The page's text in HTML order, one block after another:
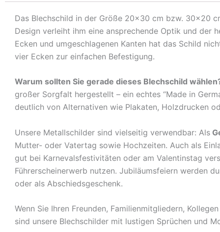
Das Blechschild in der Größe 20×30 cm bzw. 30×20
Design verleiht ihm eine ansprechende Optik und der
Ecken und umgeschlagenen Kanten hat das Schild
vier Ecken zur einfachen Befestigung.
Warum sollten Sie gerade dieses Blechschild
großer Sorgfalt hergestellt – ein echtes “Made in
deutlich von Alternativen wie Plakaten, Holzdrucken
Unsere Metallschilder sind vielseitig verwendbar: Als
Mutter- oder Vatertag sowie Hochzeiten. Auch als
gut bei Karnevalsfestivitäten oder am Valentinstag
Führerscheinerwerb nutzen. Jubiläumsfeiern werden
oder als Abschiedsgeschenk.
Wenn Sie Ihren Freunden, Familienmitgliedern,
sind unsere Blechschilder mit lustigen Sprüchen und